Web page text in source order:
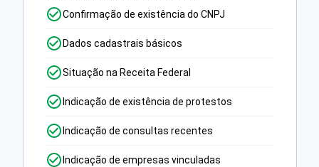
Confirmação de existência do CNPJ
Dados cadastrais básicos
Situação na Receita Federal
Indicação de existência de protestos
Indicação de consultas recentes
Indicação de empresas vinculadas